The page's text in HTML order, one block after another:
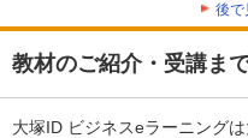
後で
教材のご紹介・受講ま
大塚ID ビジネスeラーニング